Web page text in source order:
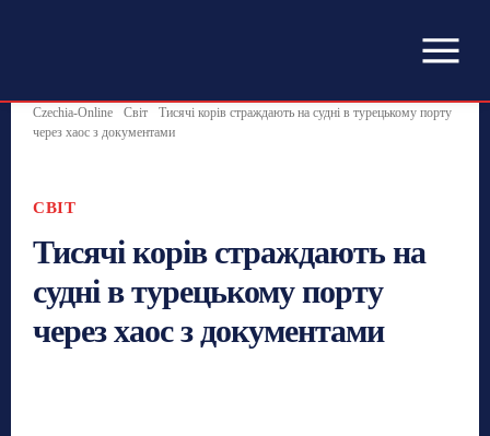
Czechia-Online Світ
Тисячі корів страждають на судні в турецькому порту
через хаос з документами
СВІТ
Тисячі корів страждають на
судні в турецькому порту
через хаос з документами